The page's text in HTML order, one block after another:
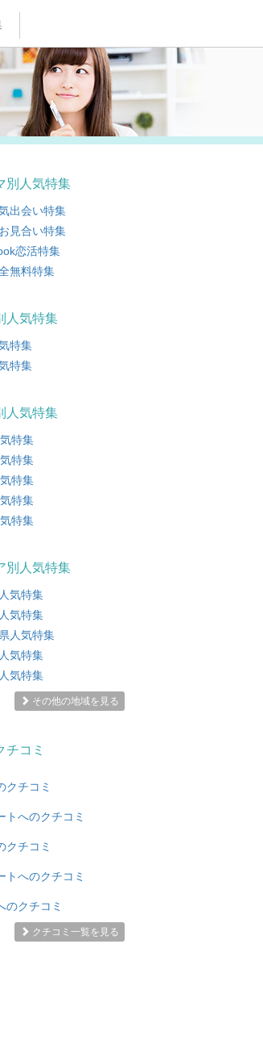
別人気特集
出会い特集
見合い特集
恋活特集
無料特集
人気特集
特集
特集
人気特集
特集
特集
特集
特集
特集
別人気特集
気特集
気特集
人気特集
気特集
気特集
その他の地域を見る
チコミ
クチコミ
トへのクチコミ
クチコミ
トへのクチコミ
のクチコミ
クチコミ一覧を見る